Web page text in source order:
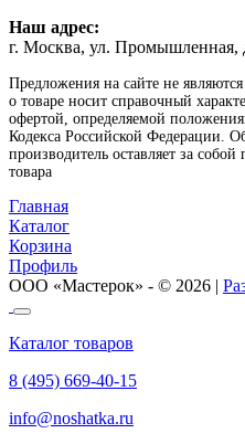
Наш адрес:
г. Москва, ул. Промышленная,
Предложения на сайте не
о товаре носит справочный
офертой, определяемой
Кодекса Российской Федерации.
производитель оставляет за
товара
Главная
Каталог
Корзина
Профиль
ООО «Мастерок» - © 2026 |
Каталог товаров
8 (495) 669-40-15
info@noshatka.ru